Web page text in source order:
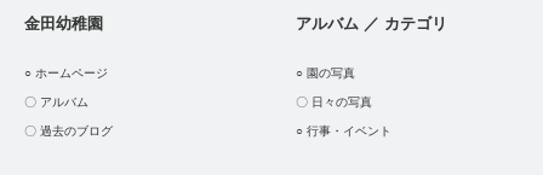
金田幼稚園
○ ホームページ
〇 アルバム
〇 過去のブログ
アルバム ／ カテゴリ
○ 園の写真
〇 日々の写真
○ 行事・イベント